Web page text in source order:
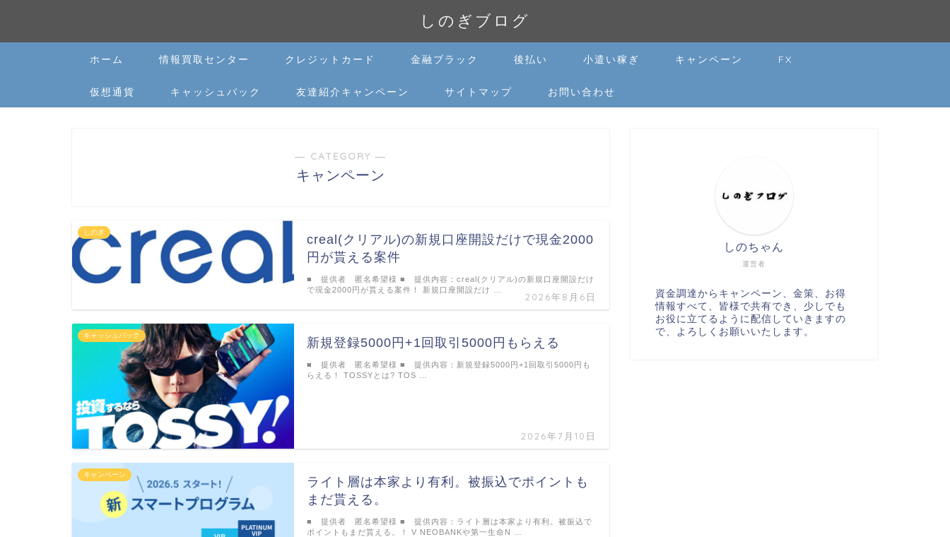
しのぎブログ
ホーム 情報買取センター クレジットカード 金融ブラック 後払い 小遣い稼ぎ キャンペーン FX
仮想通貨 キャッシュバック 友達紹介キャンペーン サイトマップ お問い合わせ
― CATEGORY ―
キャンペーン
しのぎ
creal(クリアル)の新規口座開設だけで現金2000
円が貰える案件
2026年8月6日
■ 提供者 匿名希望様 ■ 提供内容：creal(クリアル)の新規口座開設だけ
で現金2000円が貰える案件！ 新規口座開設だけ …
キャッシュバック
新規登録5000円+1回取引5000円もらえる
2026年7月10日
■ 提供者 匿名希望様 ■ 提供内容：新規登録5000円+1回取引5000円も
らえる！ TOSSYとは? TOS …
キャンペーン
ライト層は本家より有利。被振込でポイントも
まだ貰える。
■ 提供者 匿名希望様 ■ 提供内容：ライト層は本家より有利。被振込で
ポイントもまだ貰える。！ V NEOBANKや第一生命N …
運営者
しのちゃん
資金調達からキャンペーン、金策、お得
情報すべて、皆様で共有でき、少しでも
お役に立てるように配信していきますの
で、よろしくお願いいたします。